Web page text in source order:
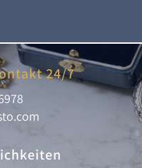
24/7